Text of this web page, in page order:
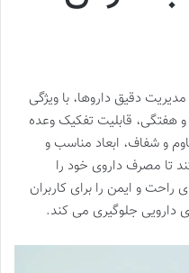
دقیق داروها، با ویژگی
هفتگی، قابلیت تفکیک وعده
و شفاف، ابعاد مناسب و
تا مصرف داروی خود را
راحت و ایمن را برای کاربران
دارویی جلوگیری می کند.